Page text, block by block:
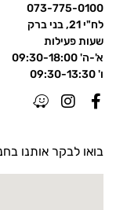
073-775-0100
לח"י 21, בני ברק
שעות פעילות
א'-ה' 09:30-18:00
ו' 09:30-13:30
בואו לבקר אותנו